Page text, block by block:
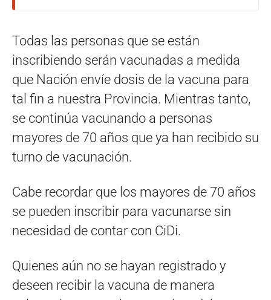
Todas las personas que se están
inscribiendo serán vacunadas a medida
que Nación envíe dosis de la vacuna para
tal fin a nuestra Provincia. Mientras tanto,
se continúa vacunando a personas
mayores de 70 años que ya han recibido su
turno de vacunación.
Cabe recordar que los mayores de 70 años
se pueden inscribir para vacunarse sin
necesidad de contar con CiDi.
Quienes aún no se hayan registrado y
deseen recibir la vacuna de manera